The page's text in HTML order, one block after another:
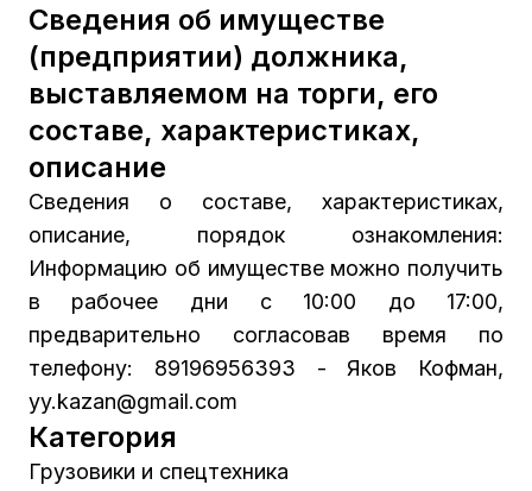
Сведения об имуществе
(предприятии) должника,
выставляемом на торги, его
составе, характеристиках,
описание
Сведения о составе, характеристиках,
описание, порядок ознакомления:
Информацию об имуществе можно получить
в рабочее дни с 10:00 до 17:00,
предварительно согласовав время по
телефону: 89196956393 - Яков Кофман,
yy.kazan@gmail.com
Категория
Грузовики и спецтехника